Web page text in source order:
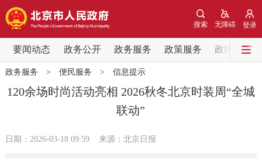
登录
无障碍
搜索
要闻动态 政务公开 政务服务 政策服务 政民互动
要闻动态
党中央精神 国务院信息
会议信息
政务服务 > 便民服务 > 信息提示
120余场时尚活动亮相 2026秋冬北京时装周“全城
联动”
日期：2026-03-18 09:59 来源：北京日报